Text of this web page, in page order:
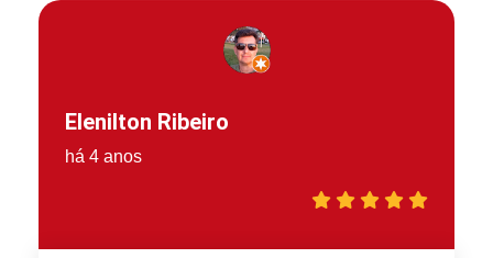
Elenilton Ribeiro
há 4 anos